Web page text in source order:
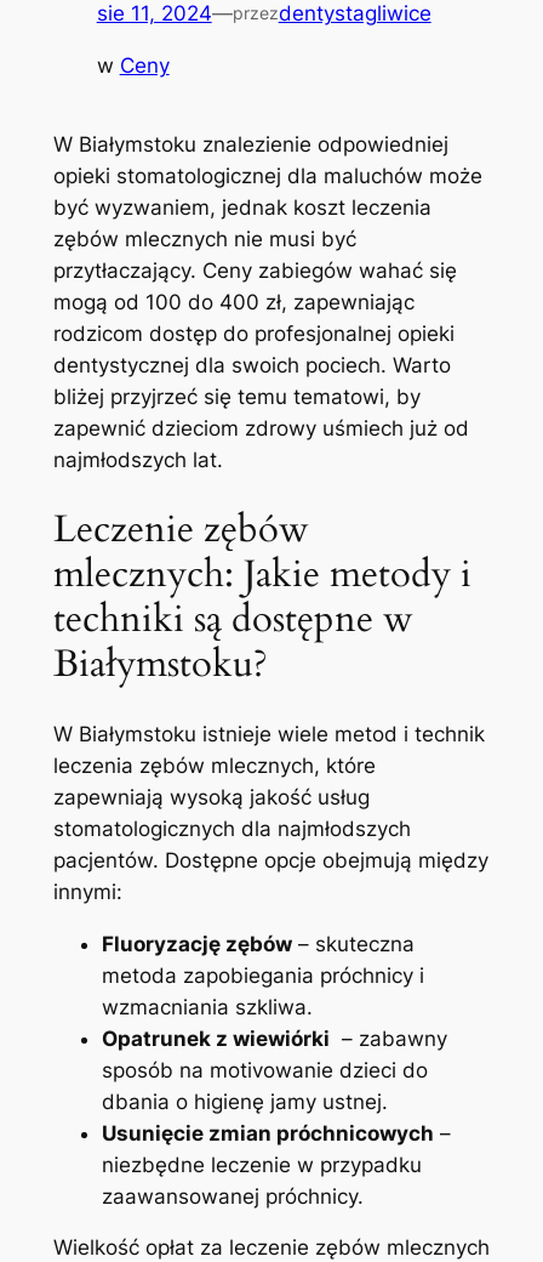
sie 11, 2024—przezdentystagliwice
w Ceny
W Białymstoku znalezienie odpowiedniej
opieki stomatologicznej dla maluchów może⁤
być wyzwaniem, jednak koszt leczenia
‍zębów mlecznych nie musi być
przytłaczający. Ceny zabiegów wahać ‌się
mogą od 100 do 400 zł, zapewniając
rodzicom dostęp do profesjonalnej opieki‌
dentystycznej dla swoich pociech. Warto
bliżej przyjrzeć się temu tematowi, by
zapewnić dzieciom zdrowy uśmiech już od
najmłodszych lat.
Leczenie zębów
mlecznych: ‍Jakie metody i
techniki są dostępne w
Białymstoku?
W Białymstoku‌ istnieje wiele metod i technik
leczenia zębów mlecznych, które
zapewniają ‌wysoką jakość usług​
stomatologicznych ⁢dla najmłodszych
pacjentów. Dostępne opcje obejmują między
innymi:
Fluoryzację ⁣zębów– skuteczna
metoda zapobiegania próchnicy i
wzmacniania szkliwa.
Opatrunek z wiewiórki ‌ – zabawny
sposób na motivowanie dzieci do
dbania o higienę jamy ustnej.
Usunięcie zmian próchnicowych –
niezbędne leczenie w przypadku
zaawansowanej próchnicy.
Wielkość opłat za leczenie zębów mlecznych